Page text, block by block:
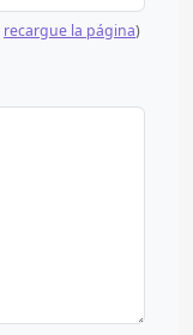
recargue la página)